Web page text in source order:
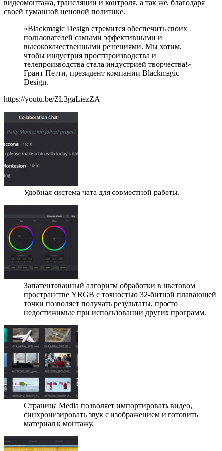
видеомонтажа, трансляции и контроля, а так же, благодаря
своей гуманной ценовой политике.
«Blackmagic Design стремится обеспечить своих
пользователей самыми эффективными и
высококачественными решениями. Мы хотим,
чтобы индустрия простпроизводства и
телепроизводства стала индустрией творчества!»
Грант Петти, президент компании Blackmagic
Design.
https://youtu.be/ZL3gaLiezZA
Удобная система чата для совместной работы.
Запатентованный алгоритм обработки в цветовом
пространстве YRGB с точностью 32-битной плавающей
точки позволяет получать результаты, просто
недостижимые при использовании других программ.
Страница Media позволяет импортировать видео,
синхронизировать звук с изображением и готовить
материал к монтажу.